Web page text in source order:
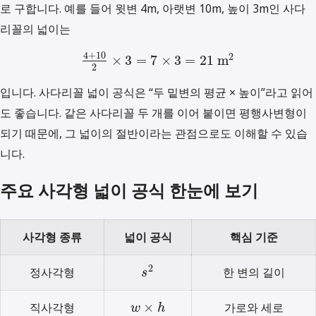
로 구합니다. 예를 들어 윗변 4m, 아랫변 10m, 높이 3m인 사다
리꼴의 넓이는
4+10
2
× 3 = 7 × 3 = 21 m2
입니다. 사다리꼴 넓이 공식은 “두 밑변의 평균 × 높이”라고 읽어
도 좋습니다. 같은 사다리꼴 두 개를 이어 붙이면 평행사변형이
되기 때문에, 그 넓이의 절반이라는 관점으로도 이해할 수 있습
니다.
주요 사각형 넓이 공식 한눈에 보기
사각형 종류 넓이 공식 핵심 기준
정사각형 s2 한 변의 길이
직사각형 w × h 가로와 세로